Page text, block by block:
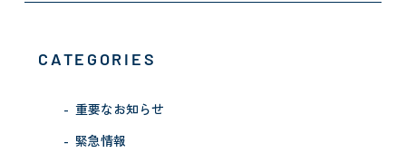
CATEGORIES
重要なお知らせ
緊急情報